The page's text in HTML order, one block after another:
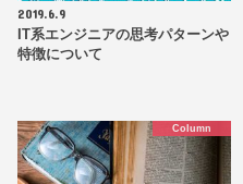
2019.6.9
IT系エンジニアの思考パターンや
特徴について
Column